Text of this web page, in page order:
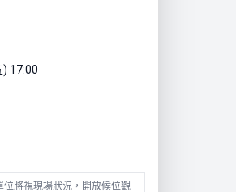
17:00
將視現場狀況，開放候位觀